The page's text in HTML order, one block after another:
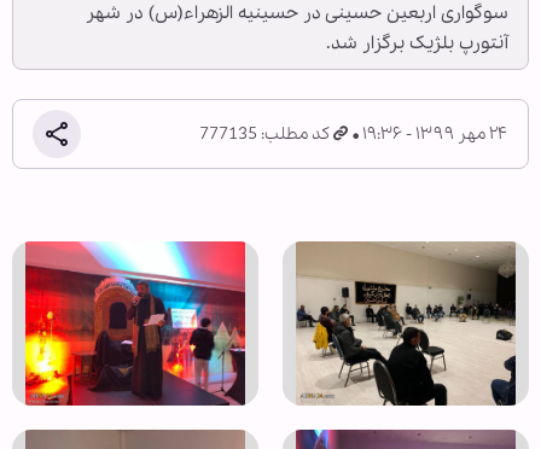
سوگواری اربعین حسینی در حسینیه الزهراء(س) در شهر
آنتورپ بلژیک برگزار شد.
۲۴ مهر ۱۳۹۹ - ۱۹:۳۶ کد مطلب: 777135